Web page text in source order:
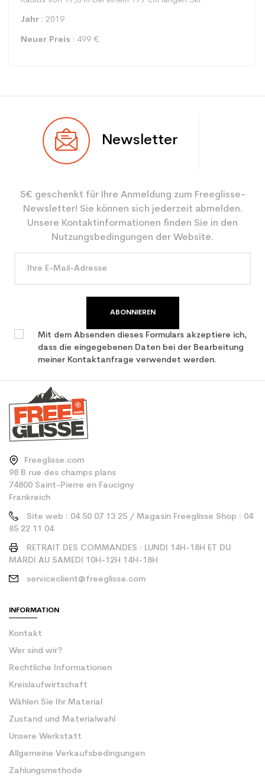
Jahr : 2019
Neuer Preis : 499 €
Benutzer Gemischt
Farbe Blau
CO2-Einsparungen für
den Planeten (in kg)
3.9
Newsletter
5€ geschenkt für Ihre Anmeldung zum Freeglisse-
Newsletter! Sie können sich jederzeit abmelden.
Unsere Kontaktinformationen finden Sie in den
Nutzungsbedingungen der Website.
ABONNIEREN
Mit dem Absenden dieses Formulars akzeptiere ich,
dass die eingegebenen Daten bei der Bearbeitung
meiner Kontaktanfrage verwendet werden.
Freeglisse.com
98 B rue des champs plans
74800 Saint-Pierre en Faucigny
Frankreich
Site web : 04 50 07 13 25 / Magasin Freeglisse Shop : 04
85 22 11 04
RETRAIT DES COMMANDES : LUNDI 14H-18H ET DU
MARDI AU SAMEDI 10H-12H 14H-18H
serviceclient@freeglisse.com
INFORMATION
Kontakt
Wer sind wir?
Rechtliche Informationen
Kreislaufwirtschaft
Wählen Sie Ihr Material
Zustand und Materialwahl
Unsere Werkstatt
Allgemeine Verkaufsbedingungen
Zahlungsmethode